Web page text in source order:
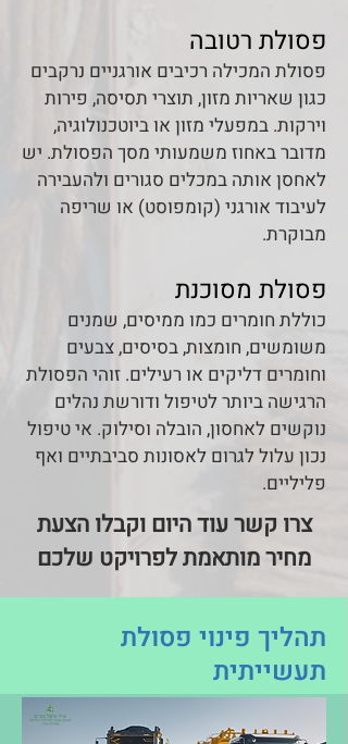
פסולת רטובה
פסולת המכילה רכיבים אורגניים נרקבים
כגון שאריות מזון, תוצרי תסיסה, פירות
וירקות. במפעלי מזון או ביוטכנולוגיה,
מדובר באחוז משמעותי מסך הפסולת. יש
לאחסן אותה במכלים סגורים ולהעבירה
לעיבוד אורגני (קומפוסט) או שריפה
מבוקרת.
פסולת מסוכנת
כוללת חומרים כמו ממיסים, שמנים
משומשים, חומצות, בסיסים, צבעים
וחומרים דליקים או רעילים. זוהי הפסולת
הרגישה ביותר לטיפול ודורשת נהלים
נוקשים לאחסון, הובלה וסילוק. אי טיפול
נכון עלול לגרום לאסונות סביבתיים ואף
פליליים.
צרו קשר עוד היום וקבלו הצעת
מחיר מותאמת לפרויקט שלכם
תהליך פינוי פסולת
תעשייתית